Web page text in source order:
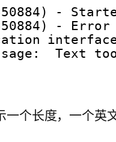
-
-
Text
一个长度，一个英